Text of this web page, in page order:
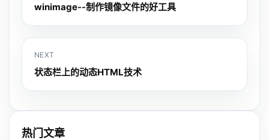
winimage--制作镜像文件的好工具
NEXT
状态栏上的动态HTML技术
热门文章